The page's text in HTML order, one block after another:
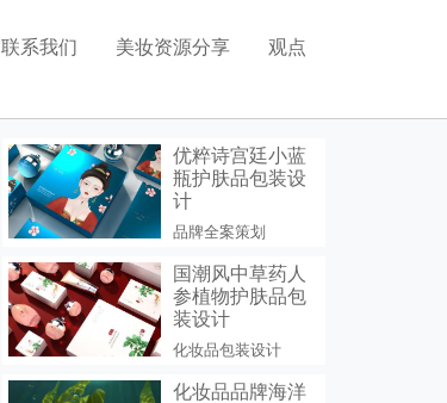
化妆品包装设计
药品包装设计
食品包装设计
联系我们 美妆资源分享
美妆植物图片分享
观点
优粹诗宫廷小蓝
瓶护肤品包装设
计
品牌全案策划
国潮风中草药人
参植物护肤品包
装设计
化妆品包装设计
化妆品品牌海洋